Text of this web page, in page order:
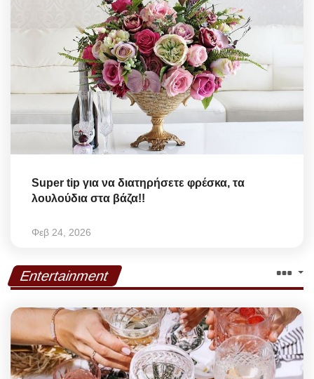
Super tip για να διατηρήσετε φρέσκα, τα
λουλούδια στα βάζα!!
Φεβ 24, 2026
Entertainment